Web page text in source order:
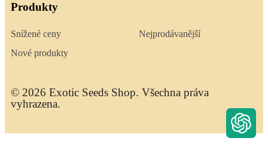
Produkty
Snížené ceny
Nové produkty
Nejprodávanější
© 2026 Exotic Seeds Shop. Všechna práva
vyhrazena.